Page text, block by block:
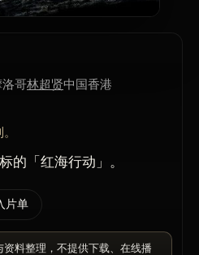
洛哥林超贤中国香港
的「红海行动」。
片单
料整理，不提供下载、在线播